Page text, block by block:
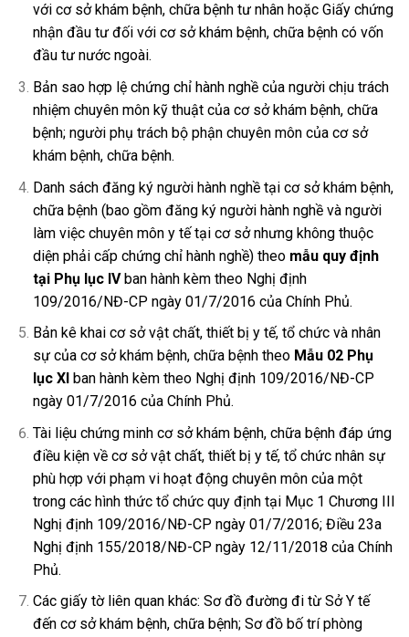
với cơ sở khám bệnh, chữa bệnh tư nhân hoặc Giấy chứng
nhận đầu tư đối với cơ sở khám bệnh, chữa bệnh có vốn
đầu tư nước ngoài.
Bản sao hợp lệ chứng chỉ hành nghề của người chịu trách
nhiệm chuyên môn kỹ thuật của cơ sở khám bệnh, chữa
bệnh; người phụ trách bộ phận chuyên môn của cơ sở
khám bệnh, chữa bệnh.
Danh sách đăng ký người hành nghề tại cơ sở khám bệnh,
chữa bệnh (bao gồm đăng ký người hành nghề và người
làm việc chuyên môn y tế tại cơ sở nhưng không thuộc
diện phải cấp chứng chỉ hành nghề) theo mẫu quy định
tại Phụ lục IVban hành kèm theo Nghị định
109/2016/NĐ-CP ngày 01/7/2016 của Chính Phủ.
Bản kê khai cơ sở vật chất, thiết bị y tế, tổ chức và nhân
sự của cơ sở khám bệnh, chữa bệnh theo Mẫu 02 Phụ
lục XI ban hành kèm theo Nghị định 109/2016/NĐ-CP
ngày 01/7/2016 của Chính Phủ.
Tài liệu chứng minh cơ sở khám bệnh, chữa bệnh đáp ứng
điều kiện về cơ sở vật chất, thiết bị y tế, tổ chức nhân sự
phù hợp với phạm vi hoạt động chuyên môn của một
trong các hình thức tổ chức quy định tại Mục 1 Chương III
Nghị định 109/2016/NĐ-CP ngày 01/7/2016; Điều 23a
Nghị định 155/2018/NĐ-CP ngày 12/11/2018 của Chính
Phủ.
Các giấy tờ liên quan khác: Sơ đồ đường đi từ Sở Y tế
đến cơ sở khám bệnh, chữa bệnh; Sơ đồ bố trí phòng